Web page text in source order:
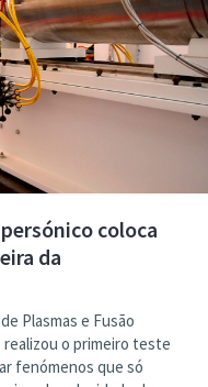
coloca
da
Plasmas e Fusão
o primeiro teste
fenómenos que só